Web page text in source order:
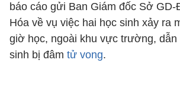
báo cáo gửi Ban Giám đốc Sở GD-
Hóa về vụ việc hai học sinh xảy ra
giờ học, ngoài khu vực trường, dẫn
sinh bị đâm tử vong.